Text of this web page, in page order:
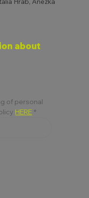
about
of personal
HERE *